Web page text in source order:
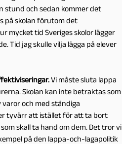
stund och sedan kommer det
på skolan förutom det
mycket tid Sveriges skolor lägger
Tid jag skulle vilja lägga på elever
Vi måste sluta lappa
Skolan kan inte betraktas som
och med ständiga
tyvärr att istället för att ta bort
skall ta hand om dem. Det tror vi
på den lappa-och-lagapolitik